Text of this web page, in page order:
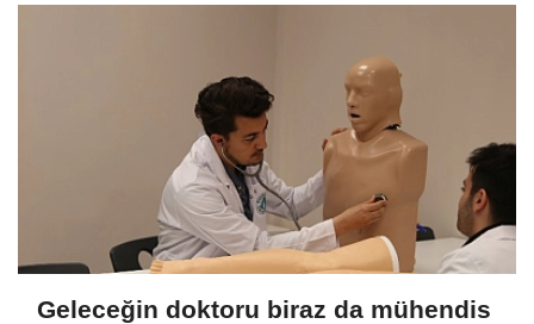
Geleceğin doktoru biraz da mühendis